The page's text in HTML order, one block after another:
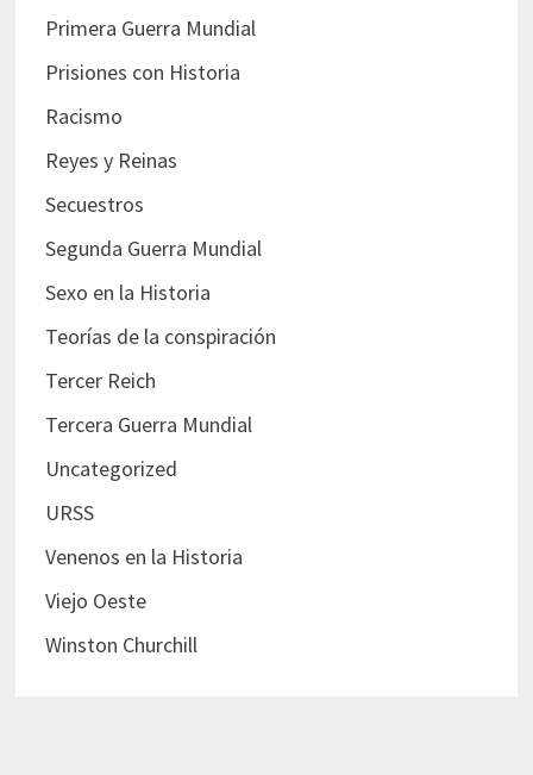
Primera Guerra Mundial
Prisiones con Historia
Racismo
Reyes y Reinas
Secuestros
Segunda Guerra Mundial
Sexo en la Historia
Teorías de la conspiración
Tercer Reich
Tercera Guerra Mundial
Uncategorized
URSS
Venenos en la Historia
Viejo Oeste
Winston Churchill